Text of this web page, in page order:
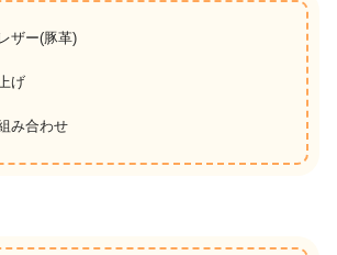
ザー(豚革)
げ
み合わせ